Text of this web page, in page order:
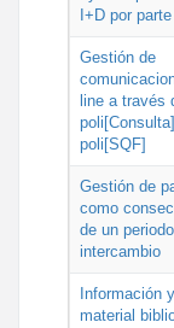
I+D por
Gestión de
line a través
poli[SQF]
Gestión de
como
de un
intercambio
Información y
material